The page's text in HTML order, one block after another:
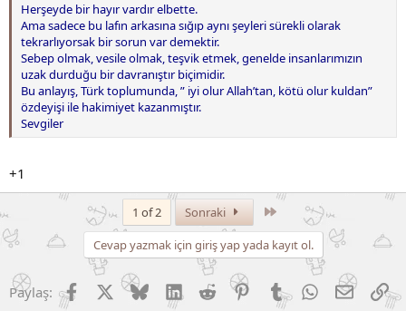
Herşeyde bir hayır vardır elbette.
Ama sadece bu lafın arkasına sığıp aynı şeyleri sürekli olarak
tekrarlıyorsak bir sorun var demektir.
Sebep olmak, vesile olmak, teşvik etmek, genelde insanlarımızın
uzak durduğu bir davranıştır biçimidir.
Bu anlayış, Türk toplumunda, ” iyi olur Allah’tan, kötü olur kuldan”
özdeyişi ile hakimiyet kazanmıştır.
Sevgiler
+1
1 of 2 Sonraki
Cevap yazmak için giriş yap yada kayıt ol.
Paylaş: FacebookX (Twitter)
BlueskyLinkedInReddit Pinterest
Tumblr WhatsApp
E-posta